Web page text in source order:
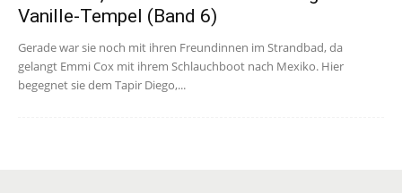
Vanille-Tempel (Band 6)
Gerade war sie noch mit ihren Freundinnen im Strandbad, da
gelangt Emmi Cox mit ihrem Schlauchboot nach Mexiko. Hier
begegnet sie dem Tapir Diego,...